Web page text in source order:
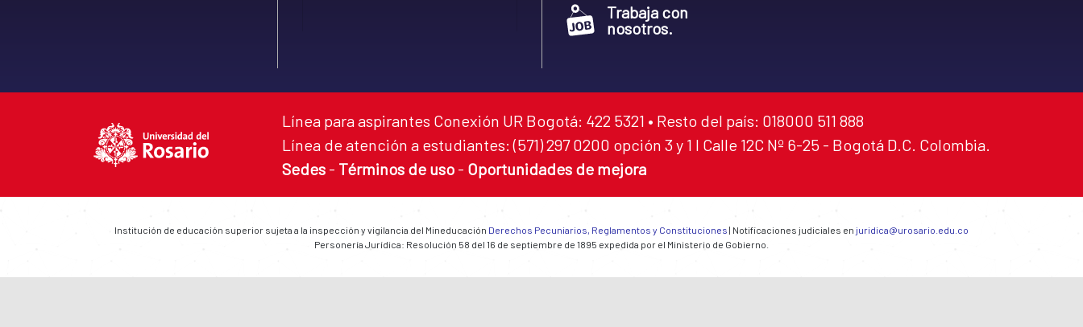
Trabaja con
nosotros.
Línea para aspirantes Conexión UR Bogotá: 422 5321 • Resto del país: 018000 511 888
Línea de atención a estudiantes: (571) 297 0200 opción 3 y 1 I Calle 12C Nº 6-25 - Bogotá D.C. Colombia.
Sedes - Términos de uso - Oportunidades de mejora
Institución de educación superior sujeta a la inspección y vigilancia del Mineducación Derechos Pecuniarios, Reglamentos y Constituciones | Notificaciones judiciales en juridica@urosario.edu.co
Personería Jurídica: Resolución 58 del 16 de septiembre de 1895 expedida por el Ministerio de Gobierno.